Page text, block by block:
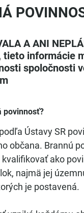
A ANI
tieto informácie
spoločnosti
povinnosť?
Ústavy SR
občana. Brannú
ako
najmä jej
je postavená.